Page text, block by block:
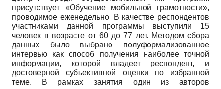
присутствует «Обучение мобильной грамотности»,
проводимое еженедельно. В качестве респондентов
участниками данной программы выступили 15
человек в возрасте от 60 до 77 лет. Методом сбора
данных было выбрано полуформализованное
интервью как способ получения наиболее точной
информации, которой владеет респондент, и
достоверной субъективной оценки по избранной
теме. В рамках занятия один из авторов